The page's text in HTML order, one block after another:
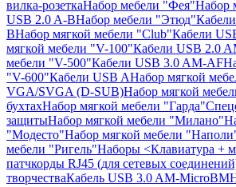
вилка-розеткаНабор мебели "Фея"Набор
USB 2.0 A-BНабор мебели "Этюд"
BНабор мягкой мебели "Club"Кабели
мягкой мебели "V-100"Кабели USB 2.0
мебели "V-500"Кабели USB 3.0 AM-AF
"V-600"Кабели USB AНабор мягкой
VGA/SVGA (D-SUB)Набор мягкой
бухтахНабор мягкой мебели "Гарда"
защитыНабор мягкой мебели "Милано"
"Модесто"Набор мягкой мебели
мебели "Ригель"Наборы <Клавиатура +
патчкорды RJ45 (для сетевых
творчестваКабель USB 3.0 AM-MicroBM